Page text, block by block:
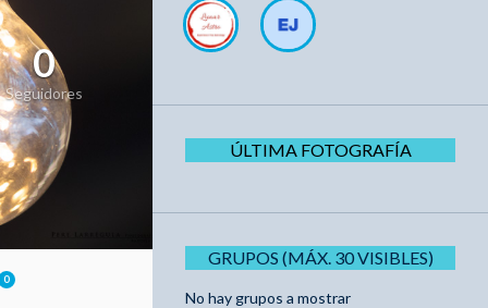
0
Seguidores
0
ÚLTIMA FOTOGRAFÍA
GRUPOS (MÁX. 30 VISIBLES)
No hay grupos a mostrar